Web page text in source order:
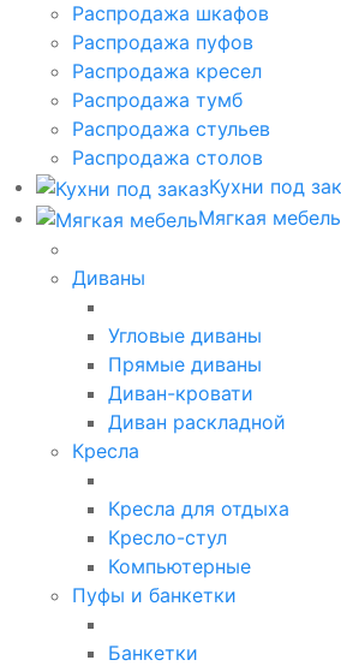
Распродажа шкафов
Распродажа пуфов
Распродажа кресел
Распродажа тумб
Распродажа стульев
Распродажа столов
Кухни под
Мягкая мебель
Диваны
Угловые диваны
Прямые диваны
Диван-кровати
Диван раскладной
Кресла
Кресла для отдыха
Кресло-стул
Компьютерные
Пуфы и банкетки
Банкетки